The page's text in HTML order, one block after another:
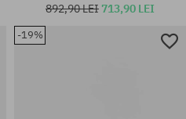
Mărimi existente:
892,90 LEI 713,90 LEI
-19%